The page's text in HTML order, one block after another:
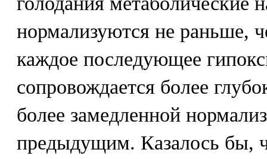
нормализуются не раньше,
каждое последующее
сопровождается более
более замедленной
предыдущим. Казалось бы,